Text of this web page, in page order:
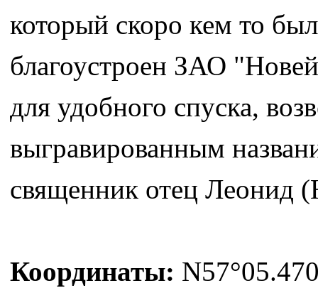
который скоро кем то
благоустроен ЗАО
для удобного спуска,
выгравированным
священник отец Леонид
Координаты: